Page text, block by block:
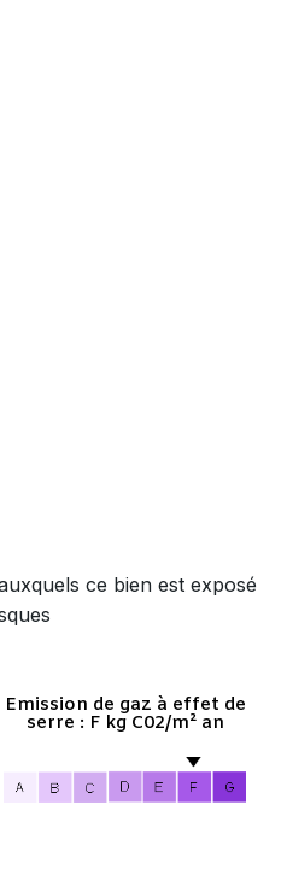
ce bien est exposé
Emission de gaz à effet de
serre : F kg C02/m² an